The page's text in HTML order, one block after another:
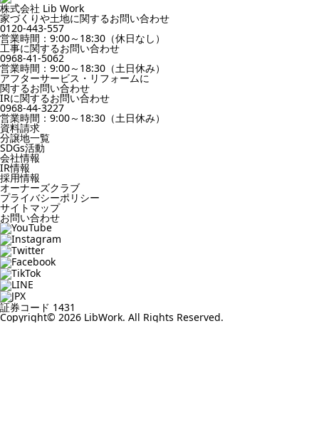
株式会社 Lib Work
家づくりや土地に関するお問い合わせ
0120-443-557
営業時間：9:00～18:30（休日なし）
工事に関するお問い合わせ
0968-41-5062
営業時間：9:00～18:30（土日休み）
アフターサービス・リフォームに
関するお問い合わせ
IRに関するお問い合わせ
0968-44-3227
営業時間：9:00～18:30（土日休み）
資料請求
分譲地一覧
SDGs活動
会社情報
IR情報
採用情報
オーナーズクラブ
プライバシーポリシー
サイトマップ
お問い合わせ
証券コード 1431
Copyright© 2026 LibWork. All Rights Reserved.